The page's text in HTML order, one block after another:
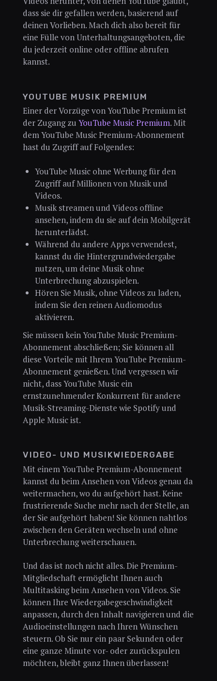
dass sie dir gefallen werden, basierend auf
deinen Vorlieben. Mach dich also bereit für
eine Fülle von Unterhaltungsangeboten, die
du jederzeit online oder offline abrufen
kannst.
YOUTUBE MUSIK PREMIUM
Einer der Vorzüge von YouTube Premium ist
der Zugang zu YouTube Music Premium. Mit
dem YouTube Music Premium-Abonnement
hast du Zugriff auf Folgendes:
YouTube Music ohne Werbung für den
Zugriff auf Millionen von Musik und
Videos.
Musik streamen und Videos offline
ansehen, indem du sie auf dein Mobilgerät
herunterlädst.
Während du andere Apps verwendest,
kannst du die Hintergrundwiedergabe
nutzen, um deine Musik ohne
Unterbrechung abzuspielen.
Hören Sie Musik, ohne Videos zu laden,
indem Sie den reinen Audiomodus
aktivieren.
Sie müssen kein YouTube Music Premium-
Abonnement abschließen; Sie können all
diese Vorteile mit Ihrem YouTube Premium-
Abonnement genießen. Und vergessen wir
nicht, dass YouTube Music ein
ernstzunehmender Konkurrent für andere
Musik-Streaming-Dienste wie Spotify und
Apple Music ist.
VIDEO- UND MUSIKWIEDERGABE
Mit einem YouTube Premium-Abonnement
kannst du beim Ansehen von Videos genau da
weitermachen, wo du aufgehört hast. Keine
frustrierende Suche mehr nach der Stelle, an
der Sie aufgehört haben! Sie können nahtlos
zwischen den Geräten wechseln und ohne
Unterbrechung weiterschauen.
Und das ist noch nicht alles. Die Premium-
Mitgliedschaft ermöglicht Ihnen auch
Multitasking beim Ansehen von Videos. Sie
können Ihre Wiedergabegeschwindigkeit
anpassen, durch den Inhalt navigieren und die
Audioeinstellungen nach Ihren Wünschen
steuern. Ob Sie nur ein paar Sekunden oder
eine ganze Minute vor- oder zurückspulen
möchten, bleibt ganz Ihnen überlassen!